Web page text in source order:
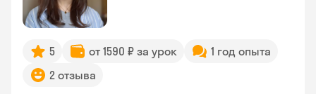
5 от 1590 ₽ за урок
1 год опыта
2 отзыва